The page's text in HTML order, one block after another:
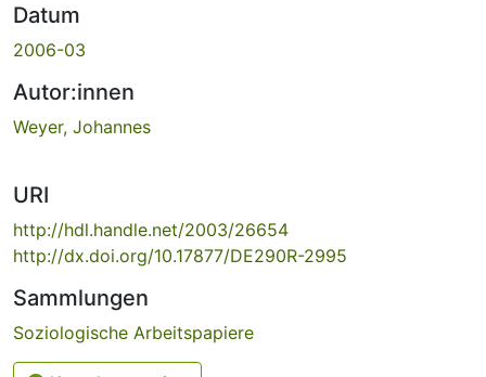
Datum
2006-03
Autor:innen
Weyer, Johannes
URI
http://hdl.handle.net/2003/26654
http://dx.doi.org/10.17877/DE290R-2995
Sammlungen
Soziologische Arbeitspapiere